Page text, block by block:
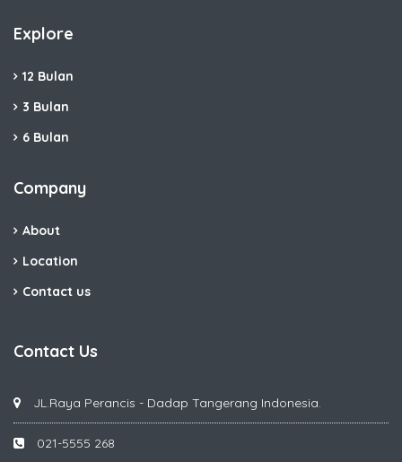
Explore
12 Bulan
3 Bulan
6 Bulan
Company
About
Location
Contact us
Contact Us
JL.Raya Perancis - Dadap Tangerang Indonesia.
021-5555 268